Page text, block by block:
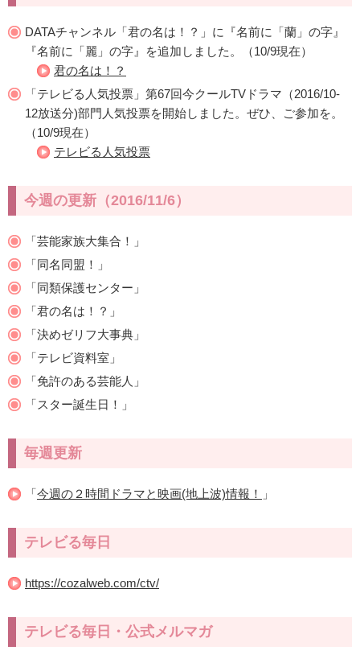
DATAチャンネル「君の名は！？」に『名前に「蘭」の字』
『名前に「麗」の字』を追加しました。（10/9現在）
君の名は！？
「テレビる人気投票」第67回今クールTVドラマ（2016/10-
12放送分)部門人気投票を開始しました。ぜひ、ご参加を。
（10/9現在）
テレビる人気投票
今週の更新（2016/11/6）
「芸能家族大集合！」
「同名同盟！」
「同類保護センター」
「君の名は！？」
「決めゼリフ大事典」
「テレビ資料室」
「免許のある芸能人」
「スター誕生日！」
毎週更新
「今週の２時間ドラマと映画(地上波)情報！ 」
テレビる毎日
https://cozalweb.com/ctv/
テレビる毎日・公式メルマガ